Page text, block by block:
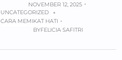
NOVEMBER 12, 2025
UNCATEGORIZED
+
CARA MEMIKAT HATI
BYFELICIA SAFITRI